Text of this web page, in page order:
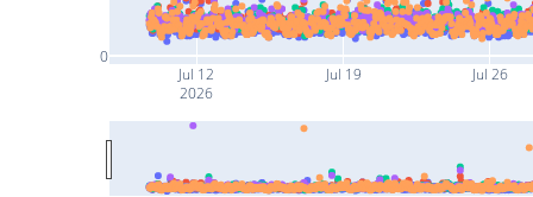
Jul 12
2026
Jul 19 Jul 26
0